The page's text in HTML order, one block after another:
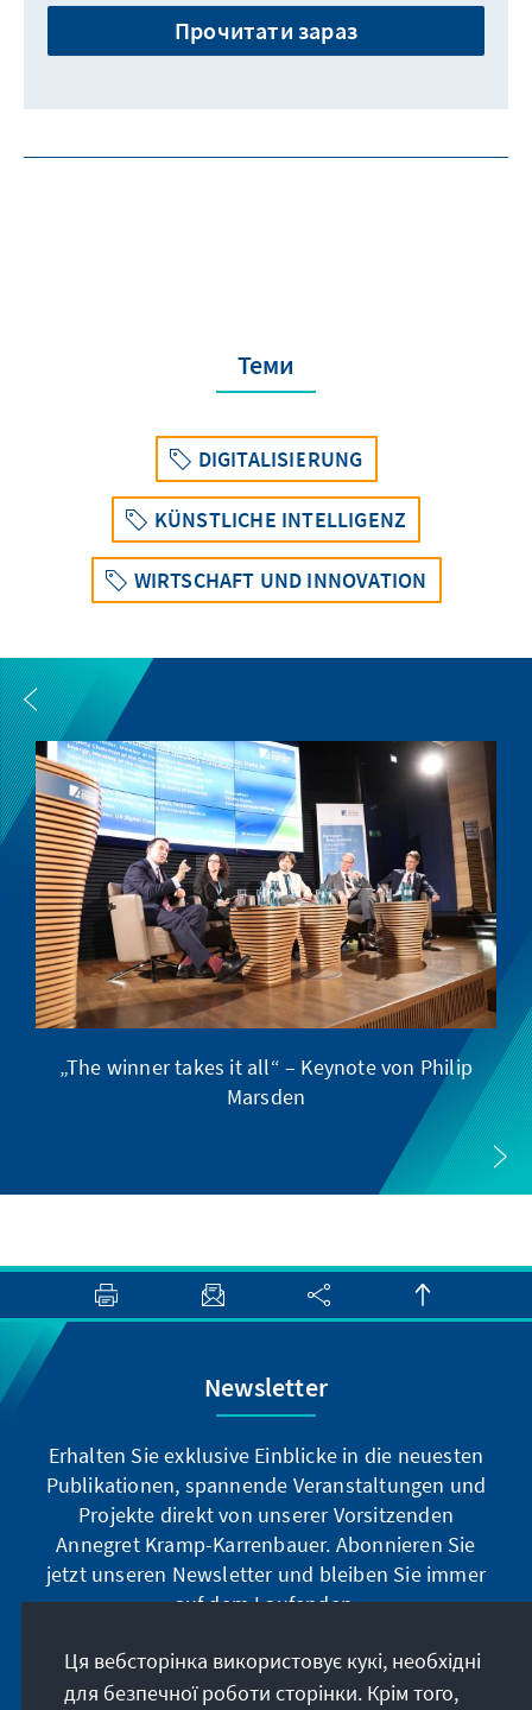
Прочитати зараз
Теми
DIGITALISIERUNG
KÜNSTLICHE INTELLIGENZ
WIRTSCHAFT UND INNOVATION
„The winner takes it all“ – Keynote von Philip
Marsden
Newsletter
Erhalten Sie exklusive Einblicke in die neuesten
Publikationen, spannende Veranstaltungen und
Projekte direkt von unserer Vorsitzenden
Annegret Kramp-Karrenbauer. Abonnieren Sie
jetzt unseren Newsletter und bleiben Sie immer
auf dem Laufenden.
Jetzt abonnieren
Ця вебсторінка використовує кукі, необхідні
для безпечної роботи сторінки. Крім того,